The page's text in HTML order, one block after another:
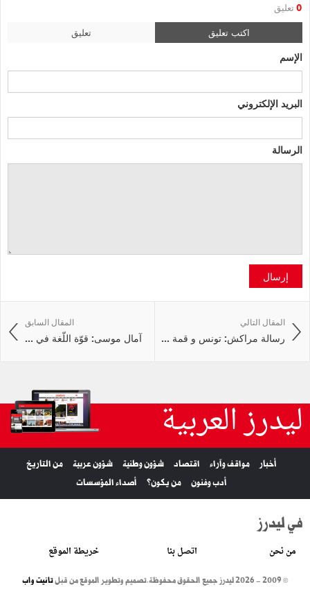
0 تعليق
اكتب تعليق تعليق
الإسم
البريد الإلكتروني
الرسالة
إرسال
المقال السابق
آمال موسى: قوّة اللّغة في ...
المقال التالي
رسالة مراكش: تونس و قمة ...
ليدرز العربية
أخبار مواقف وآراء اقتصاد شؤون وطنية شؤون عربية
من التاريخ
أدب وفنون
من يكون؟ أصداء المؤسسات
في ليدرز
من نحن اتصل بنا خريطة الموقع
© 2009 - 2026 ليدرز جميع الحقوق محفوظة. تصميم وتطوير الموقع من قبلتانيت واب